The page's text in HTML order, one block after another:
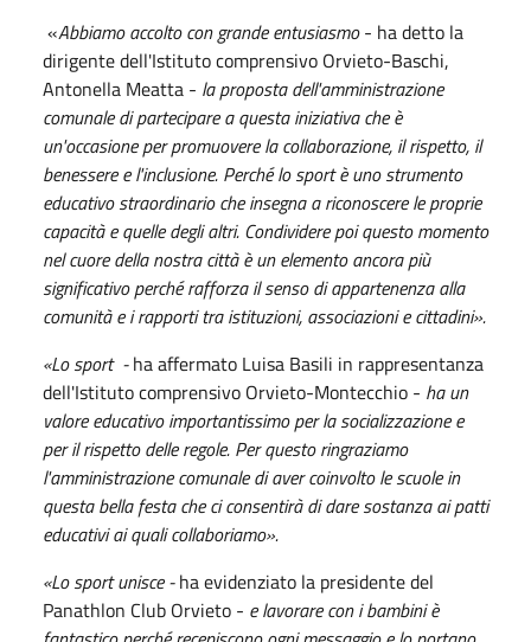
«Abbiamo accolto con grande entusiasmo- ha detto la
dirigente dell'Istituto comprensivo Orvieto-Baschi,
Antonella Meatta - la proposta dell'amministrazione
comunale di partecipare a questa iniziativa che è
un'occasione per promuovere la collaborazione, il rispetto, il
benessere e l'inclusione. Perché lo sport è uno strumento
educativo straordinario che insegna a riconoscere le proprie
capacità e quelle degli altri. Condividere poi questo momento
nel cuore della nostra città è un elemento ancora più
significativo perché rafforza il senso di appartenenza alla
comunità e i rapporti tra istituzioni, associazioni e cittadini».
«Lo sport -ha affermato Luisa Basili in rappresentanza
dell'Istituto comprensivo Orvieto-Montecchio - ha un
valore educativo importantissimo per la socializzazione e
per il rispetto delle regole. Per questo ringraziamo
l'amministrazione comunale di aver coinvolto le scuole in
questa bella festa che ci consentirà di dare sostanza ai patti
educativi ai quali collaboriamo».
«Lo sport unisce -ha evidenziato la presidente del
Panathlon Club Orvieto - e lavorare con i bambini è